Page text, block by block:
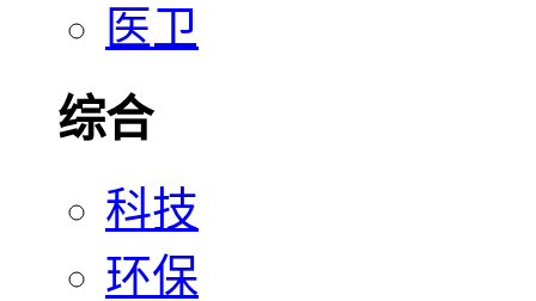
医卫
综合
科技
环保